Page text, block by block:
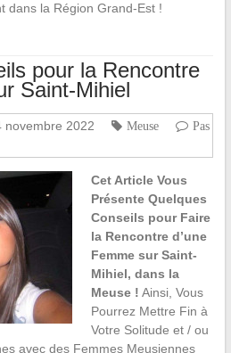
dans la Région Grand-Est !
pour la Rencontre
Saint-Mihiel
novembre 2022 Meuse
Pas
Cet Article Vous
Présente Quelques
Conseils pour Faire
la Rencontre d’une
Femme sur Saint-
Mihiel, dans la
Meuse ! Ainsi, Vous
Pourrez Mettre Fin à
Votre Solitude et / ou
avec des Femmes Meusiennes